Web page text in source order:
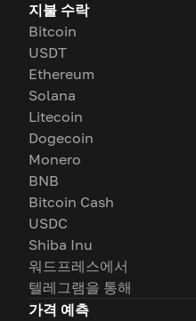
지불 수락
Bitcoin
USDT
Ethereum
Solana
Litecoin
Dogecoin
Monero
BNB
Bitcoin Cash
USDC
Shiba Inu
워드프레스에서
텔레그램을 통해
가격 예측